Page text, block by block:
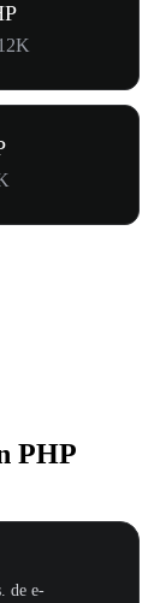
PHP
de e-